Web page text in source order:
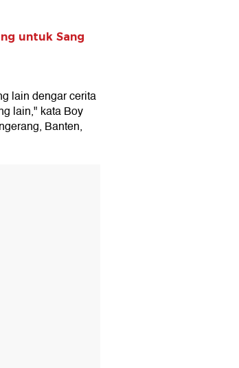
untuk Sang
lain dengar cerita
lain," kata Boy
Banten,